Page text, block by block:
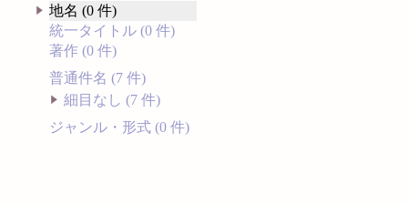
地名 (0 件)
統一タイトル (0 件)
著作 (0 件)
普通件名 (7 件)
細目なし (7 件)
ジャンル・形式 (0 件)